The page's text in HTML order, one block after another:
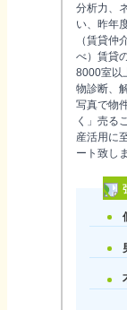
分析力、
い、昨年
（賃貸
べ）賃貸
8000室以
物診断、
写真で物
く」売る
産活用に
ート致し